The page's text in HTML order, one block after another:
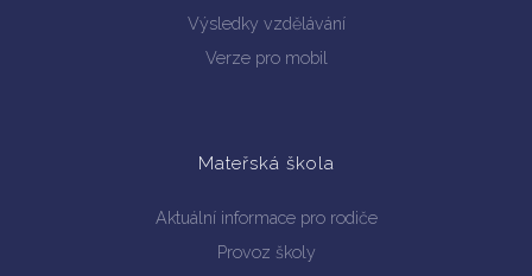
Výsledky vzdělávání
Verze pro mobil
Mateřská škola
Aktuální informace pro rodiče
Provoz školy